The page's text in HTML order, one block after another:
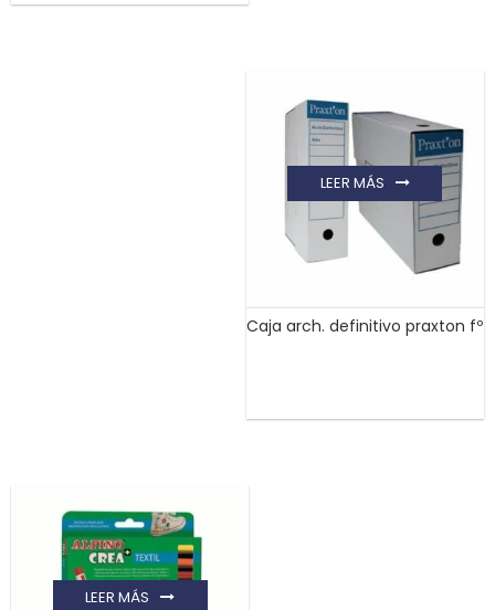
Caja arch. definitivo praxton fº
LEER MÁS
LEER MÁS